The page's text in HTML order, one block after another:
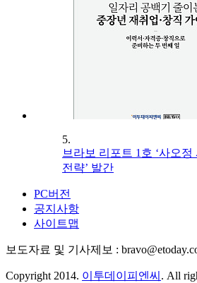
5.
브라보 리포트 1호 ‘사오정
전략’ 발간
PC버전
공지사항
사이트맵
보도자료 및 기사제보 :
Copyright 2014. 이투데이피엔씨 . All